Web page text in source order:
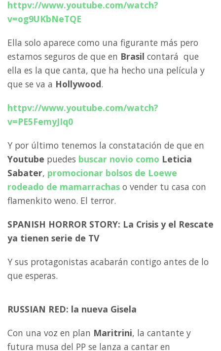
httpv://www.youtube.com/watch?
v=og9UKbNeTQE
Ella solo aparece como una figurante más pero
estamos seguros de que en Brasil contará que
ella es la que canta, que ha hecho una película y
que se va a Hollywood.
httpv://www.youtube.com/watch?
v=PE5FemyJIq0
Y por último tenemos la constatación de que en
Youtube puedes buscar novio como Leticia
Sabater, promocionar bolsos de Loewe
rodeado de mamarrachas o vender tu casa con
flamenkito weno. El terror.
SPANISH HORROR STORY: La Crisis y el Rescate
ya tienen serie de TV
Y sus protagonistas acabarán contigo antes de lo
que esperas.
RUSSIAN RED: la nueva Gisela
Con una voz en plan Maritrini, la cantante y
futura musa del PP se lanza a cantar en